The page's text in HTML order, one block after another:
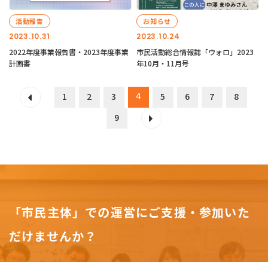
2023.10.31
活動報告
2022年度事業報告書・2023年度事業
計画書
2023.10.24
お知らせ
市民活動総合情報誌「ウォロ」2023
年10月・11月号
1 2 3 4 5 6 7
8
9
「市民主体」での運営にご支援・参加いた
だけませんか？